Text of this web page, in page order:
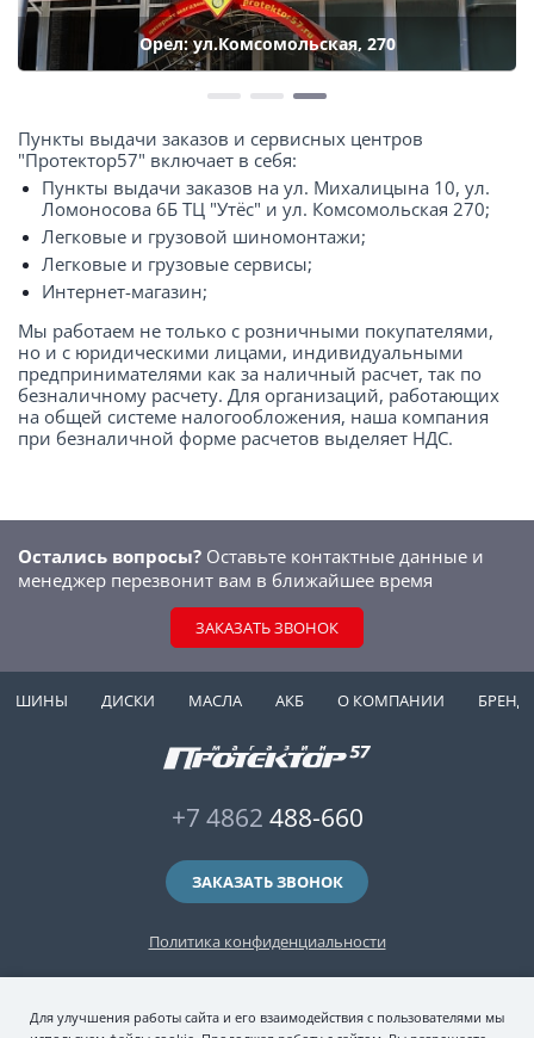
Орел: ул.Комсомольская, 270
Пункты выдачи заказов и сервисных центров
"Протектор57" включает в себя:
Пункты выдачи заказов на ул. Михалицына 10, ул.
Ломоносова 6Б ТЦ "Утёс" и ул. Комсомольская 270;
Легковые и грузовой шиномонтажи;
Легковые и грузовые сервисы;
Интернет-магазин;
Мы работаем не только с розничными покупателями,
но и с юридическими лицами, индивидуальными
предпринимателями как за наличный расчет, так по
безналичному расчету. Для организаций, работающих
на общей системе налогообложения, наша компания
при безналичной форме расчетов выделяет НДС.
Остались вопросы? Оставьте контактные данные и
менеджер перезвонит вам в ближайшее время
ЗАКАЗАТЬ ЗВОНОК
ШИНЫ ДИСКИ МАСЛА АКБ О КОМПАНИИ
Политика конфиденциальности
+7 4862 488-660
ЗАКАЗАТЬ ЗВОНОК
2006-2026 © интернет-магазин "Протектор 57" — автомобильные шины
(зимние и летние шины), колесные диски, шиномонтаж и хранение шин.
Для улучшения работы сайта и его взаимодействия с пользователями мы